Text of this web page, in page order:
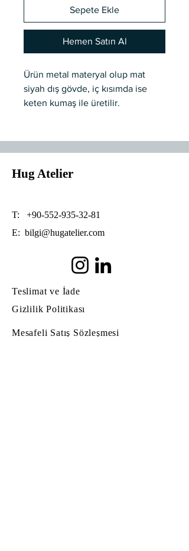
Sepete Ekle
Hemen Satın Al
Ürün metal materyal olup mat
siyah dış gövde, iç kısımda ise
keten kumaş ile üretilir.
ayarlanabilmektedir.
Hug Atelier
T: +90-552-935-32-81
E: bilgi@hugatelier.com
Teslimat ve İade
Gizlilik Politikası
Mesafeli Satış Sözleşmesi